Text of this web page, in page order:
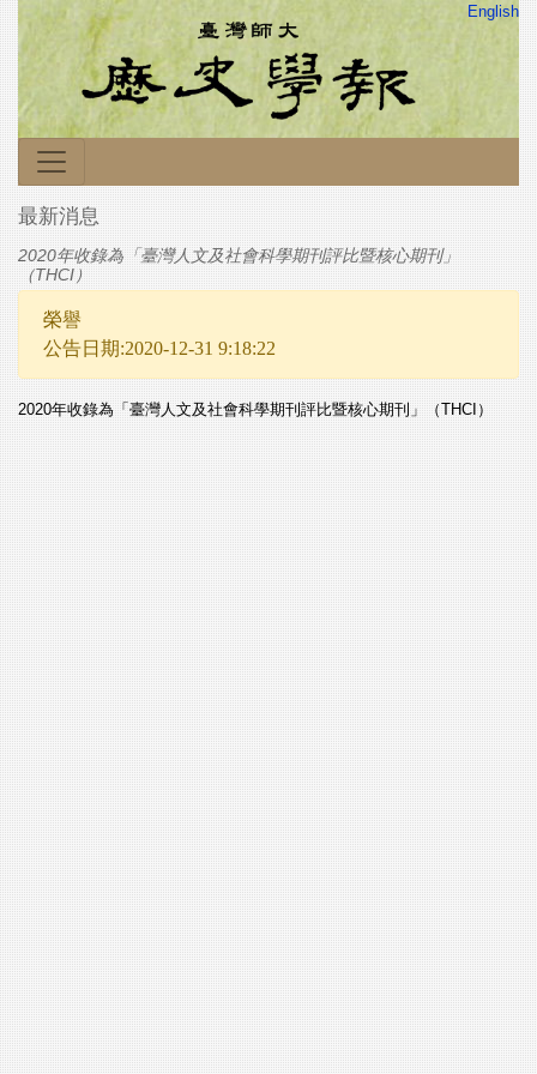
English
最新消息
2020年收錄為「臺灣人文及社會科學期刊評比暨核心期刊」
（THCI）
榮譽
公告日期:2020-12-31 9:18:22
2020年收錄為「臺灣人文及社會科學期刊評比暨核心期刊」（THCI）